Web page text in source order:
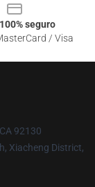
seguro
/ Visa
92130
Xiacheng District,